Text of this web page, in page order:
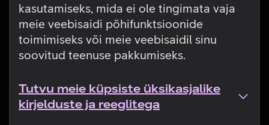
kasutamiseks, mida ei ole tingimata vaja
meie veebisaidi põhifunktsioonide
toimimiseks või meie veebisaidil sinu
soovitud teenuse pakkumiseks.
Tutvu meie küpsiste üksikasjalike
kirjelduste ja reeglitega
Tehniline viga